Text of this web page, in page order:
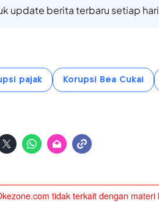
update berita terbaru setiap hari
pajak Korupsi Bea Cukai